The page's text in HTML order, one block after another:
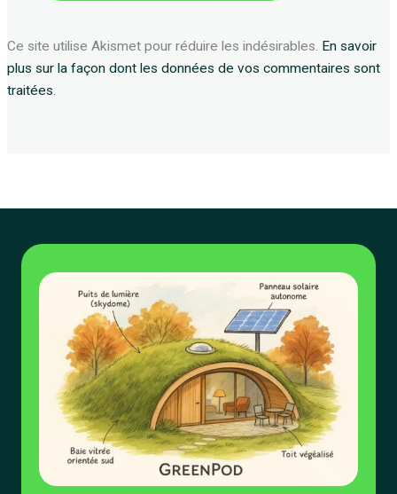
Ce site utilise Akismet pour réduire les indésirables. En savoir
plus sur la façon dont les données de vos commentaires sont
traitées.